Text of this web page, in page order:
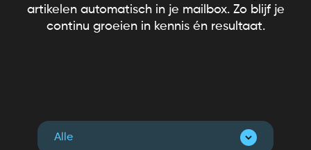
artikelen automatisch in je mailbox. Zo blijf je
continu groeien in kennis én resultaat.